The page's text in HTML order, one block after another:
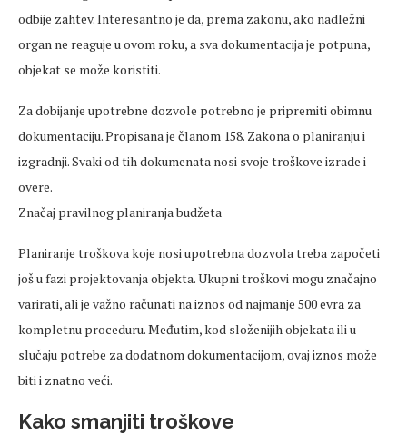
odbije zahtev. Interesantno je da, prema zakonu, ako nadležni
organ ne reaguje u ovom roku, a sva dokumentacija je potpuna,
objekat se može koristiti.
Za dobijanje upotrebne dozvole potrebno je pripremiti obimnu
dokumentaciju. Propisana je članom 158. Zakona o planiranju i
izgradnji. Svaki od tih dokumenata nosi svoje troškove izrade i
overe.
Značaj pravilnog planiranja budžeta
Planiranje troškova koje nosi upotrebna dozvola treba započeti
još u fazi projektovanja objekta. Ukupni troškovi mogu značajno
varirati, ali je važno računati na iznos od najmanje 500 evra za
kompletnu proceduru. Međutim, kod složenijih objekata ili u
slučaju potrebe za dodatnom dokumentacijom, ovaj iznos može
biti i znatno veći.
Kako smanjiti troškove